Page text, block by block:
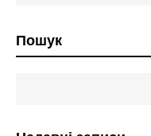
Пошук